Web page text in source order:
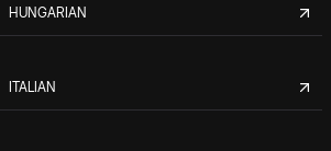
HUNGARIAN
ITALIAN